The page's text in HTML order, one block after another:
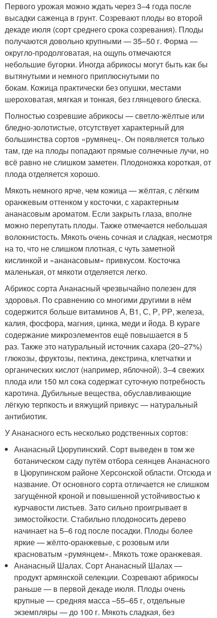
Первого урожая можно ждать через 3–4 года после
высадки саженца в грунт. Созревают плоды во второй
декаде июля (сорт среднего срока созревания). Плоды
получаются довольно крупными — 35–50 г. Форма —
округло-продолговатая, на ощупь отмечаются
небольшие бугорки. Иногда абрикосы могут быть как бы
вытянутыми и немного приплюснутыми по
бокам. Кожица практически без опушки, местами
шероховатая, мягкая и тонкая, без глянцевого блеска.
Полностью созревшие абрикосы — светло-жёлтые или
бледно-золотистые, отсутствует характерный для
большинства сортов «румянец». Он появляется только
там, где на плоды попадают прямые солнечные лучи, но
всё равно не слишком заметен. Плодоножка короткая, от
плода отделяется хорошо.
Мякоть немного ярче, чем кожица — жёлтая, с лёгким
оранжевым оттенком у косточки, с характерным
ананасовым ароматом. Если закрыть глаза, вполне
можно перепутать плоды. Также отмечается небольшая
волокнистость. Мякоть очень сочная и сладкая, несмотря
на то, что не слишком плотная, с чуть заметной
кислинкой и «ананасовым» привкусом. Косточка
маленькая, от мякоти отделяется легко.
Абрикос сорта Ананасный чрезвычайно полезен для
здоровья. По сравнению со многими другими в нём
содержится больше витаминов А, В1, С, Р, РР, железа,
калия, фосфора, магния, цинка, меди и йода. В кураге
содержание микроэлементов ещё повышается в 5
раз. Также это натуральный источник сахара (20–27%)
глюкозы, фруктозы, пектина, декстрина, клетчатки и
органических кислот (например, яблочной). 3–4 свежих
плода или 150 мл сока содержат суточную потребность
каротина. Дубильные вещества, обуславливающие
лёгкую терпкость и вяжущий привкус — натуральный
антибиотик.
У Ананасного есть несколько родственных сортов:
Ананасный Цюрупинский. Сорт выведен в том же
ботаническом саду путём отбора сеянцев Ананасного
в Цюрупинском районе Херсонской области. Отсюда и
название. От основного сорта отличается не слишком
загущённой кроной и повышенной устойчивостью к
курчавости листьев. Зато сильно проигрывает в
зимостойкости. Стабильно плодоносить дерево
начинает на 5–6 год после посадки. Плоды более
яркие — жёлто-оранжевые, с розовым или
красноватым «румянцем». Мякоть тоже оранжевая.
Ананасный Шалах. Сорт Ананасный Шалах —
продукт армянской селекции. Созревают абрикосы
раньше — в первой декаде июля. Плоды очень
крупные — средняя масса –55–65 г, отдельные
экземпляры — до 100 г. Мякоть сладкая, без